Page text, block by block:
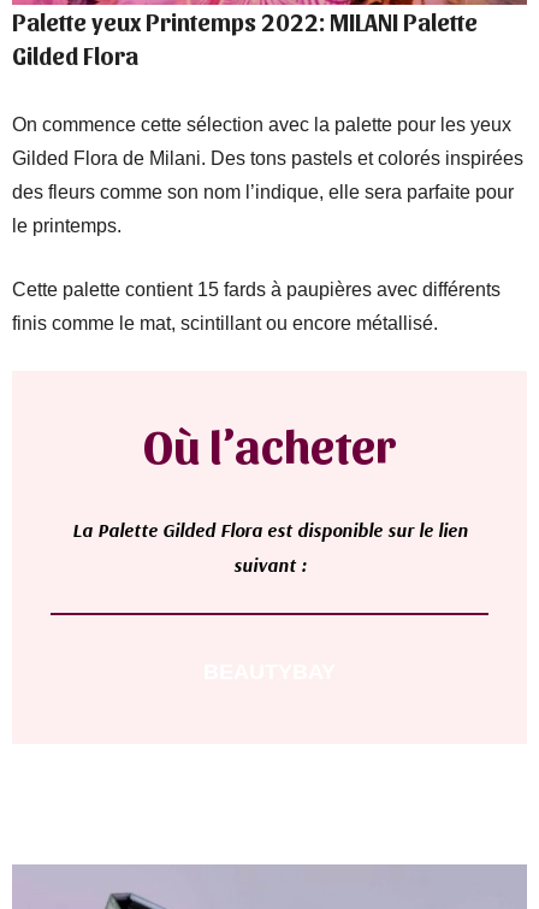
Palette yeux Printemps 2022: MILANI Palette
Gilded Flora
On commence cette sélection avec la palette pour les yeux
Gilded Flora de Milani. Des tons pastels et colorés inspirées
des fleurs comme son nom l’indique, elle sera parfaite pour
le printemps.
Cette palette contient 15 fards à paupières avec différents
finis comme le mat, scintillant ou encore métallisé.
Où l’acheter
La Palette Gilded Flora est disponible sur le lien
suivant :